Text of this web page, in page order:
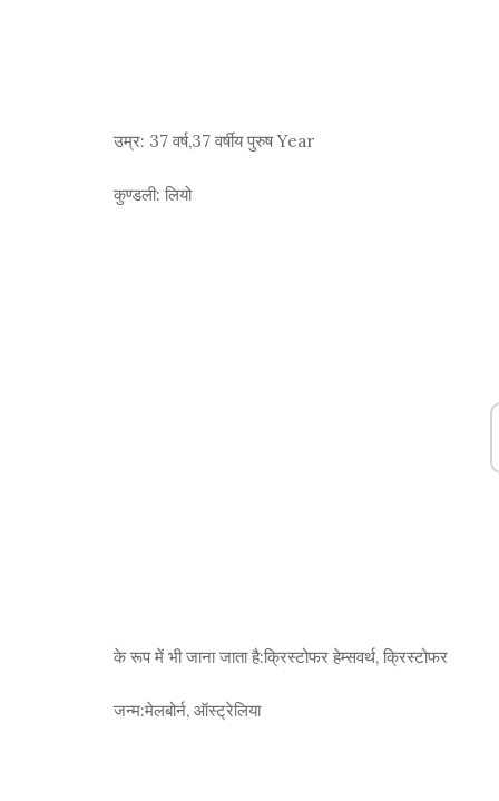
उम्र: 37 वर्ष,37 वर्षीय पुरुष Year
कुण्डली: लियो
के रूप में भी जाना जाता है:क्रिस्टोफर हेम्सवर्थ, क्रिस्टोफर
जन्म:मेलबोर्न, ऑस्ट्रेलिया